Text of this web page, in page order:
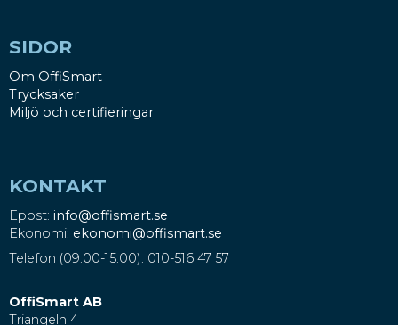
SIDOR
Om OffiSmart
Trycksaker
Miljö och certifieringar
KONTAKT
Epost: info@offismart.se
Ekonomi: ekonomi@offismart.se
Telefon (09.00-15.00): 010-516 47 57
OffiSmart AB
Triangeln 4